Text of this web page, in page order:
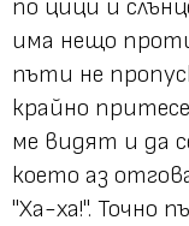
по цици и
има нещо
пъти не
крайно
ме видят и да
което аз
"Ха-ха!". Точно